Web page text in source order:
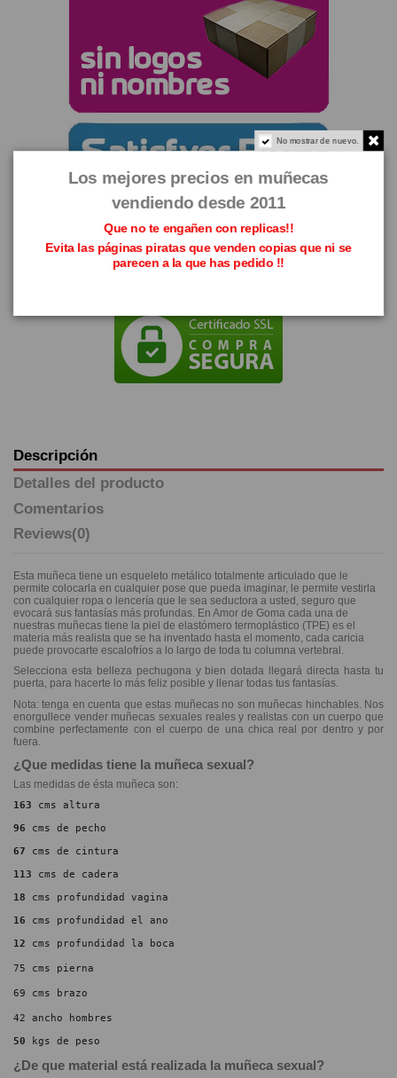
Descripción
Detalles del producto
Comentarios
Reviews(0)
Esta muñeca tiene un esqueleto metálico totalmente articulado que le
permite colocarla en cualquier pose que pueda imaginar, le permite vestirla
con cualquier ropa o lencería que le sea seductora a usted, seguro que
evocará sus fantasías más profundas. En Amor de Goma cada una de
nuestras muñecas tiene la piel de elastómero termoplástico (TPE) es el
materia más realista que se ha inventado hasta el momento, cada caricia
puede provocarte escalofríos a lo largo de toda tu columna vertebral.
Selecciona esta belleza pechugona y bien dotada llegará directa hasta tu
puerta, para hacerte lo más feliz posible y llenar todas tus fantasías.
Nota: tenga en cuenta que estas muñecas no son muñecas hinchables. Nos
enorgullece vender muñecas sexuales reales y realistas con un cuerpo que
combine perfectamente con el cuerpo de una chica real por dentro y por
fuera.
¿Que medidas tiene la muñeca sexual?
Las medidas de ésta muñeca son:
163 cms altura
96 cms de pecho
67 cms de cintura
113 cms de cadera
18 cms profundidad vagina
16 cms profundidad el ano
12 cms profundidad la boca
75 cms pierna
69 cms brazo
42 ancho hombres
50 kgs de peso
¿De que material está realizada la muñeca sexual?
No mostrar de nuevo.
Los mejores precios en muñecas
vendiendo desde 2011
Que no te engañen con replicas!!
Evita las páginas piratas que venden copias que ni se
parecen a la que has pedido !!